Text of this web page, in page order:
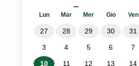
−
Lun Mar Mer Gio Ven
27 28 29 30 31
3 4 5 6 7
10 11 12 13 14